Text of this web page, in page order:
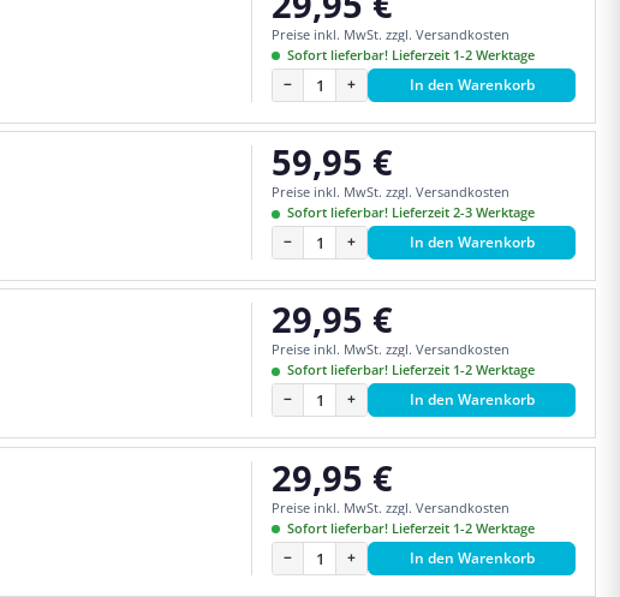
Preise inkl. MwSt. zzgl. Versandkosten
Sofort lieferbar! Lieferzeit 1-2 Werktage
− + In den Warenkorb
Regulärer Preis:
59,95 €
Preise inkl. MwSt. zzgl. Versandkosten
Sofort lieferbar! Lieferzeit 2-3 Werktage
− + In den Warenkorb
Regulärer Preis:
29,95 €
Preise inkl. MwSt. zzgl. Versandkosten
Sofort lieferbar! Lieferzeit 1-2 Werktage
− + In den Warenkorb
Regulärer Preis:
29,95 €
Preise inkl. MwSt. zzgl. Versandkosten
Sofort lieferbar! Lieferzeit 1-2 Werktage
− + In den Warenkorb